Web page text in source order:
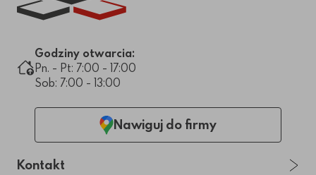
Godziny otwarcia:
Pn. - Pt: 7:00 - 17:00
Sob: 7:00 - 13:00
Nawiguj do firmy
Kontakt